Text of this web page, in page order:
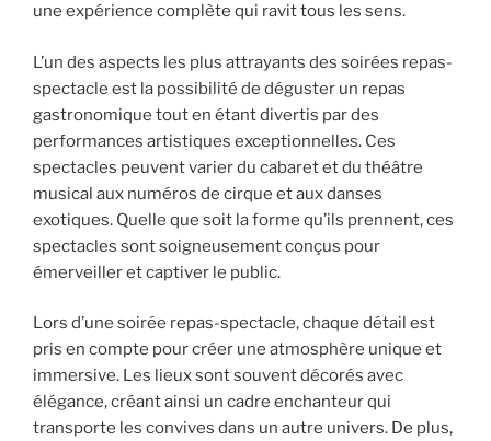
une expérience complète qui ravit tous les sens.
L’un des aspects les plus attrayants des soirées repas-
spectacle est la possibilité de déguster un repas
gastronomique tout en étant divertis par des
performances artistiques exceptionnelles. Ces
spectacles peuvent varier du cabaret et du théâtre
musical aux numéros de cirque et aux danses
exotiques. Quelle que soit la forme qu’ils prennent, ces
spectacles sont soigneusement conçus pour
émerveiller et captiver le public.
Lors d’une soirée repas-spectacle, chaque détail est
pris en compte pour créer une atmosphère unique et
immersive. Les lieux sont souvent décorés avec
élégance, créant ainsi un cadre enchanteur qui
transporte les convives dans un autre univers. De plus,